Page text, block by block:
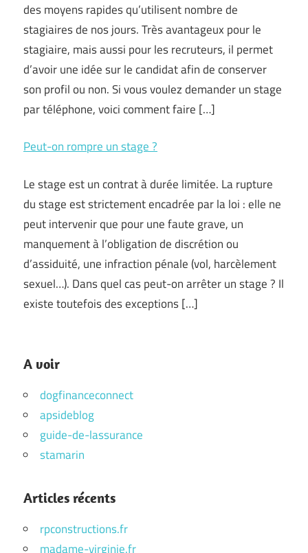
des moyens rapides qu’utilisent nombre de
stagiaires de nos jours. Très avantageux pour le
stagiaire, mais aussi pour les recruteurs, il permet
d’avoir une idée sur le candidat afin de conserver
son profil ou non. Si vous voulez demander un stage
par téléphone, voici comment faire […]
Peut-on rompre un stage ?
Le stage est un contrat à durée limitée. La rupture
du stage est strictement encadrée par la loi : elle ne
peut intervenir que pour une faute grave, un
manquement à l’obligation de discrétion ou
d’assiduité, une infraction pénale (vol, harcèlement
sexuel…). Dans quel cas peut-on arrêter un stage ? Il
existe toutefois des exceptions […]
A voir
dogfinanceconnect
apsideblog
guide-de-lassurance
stamarin
Articles récents
rpconstructions.fr
madame-virginie.fr